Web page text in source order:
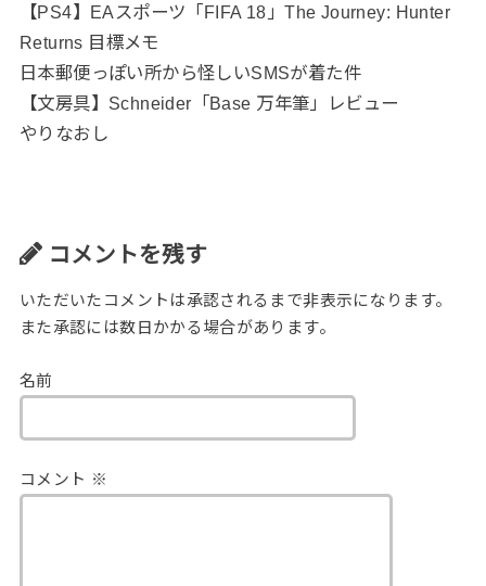
【PS4】EAスポーツ「FIFA 18」The Journey: Hunter
Returns 目標メモ
日本郵便っぽい所から怪しいSMSが着た件
【文房具】Schneider「Base 万年筆」レビュー
やりなおし
コメントを残す
いただいたコメントは承認されるまで非表示になります。
また承認には数日かかる場合があります。
名前
コメント ※